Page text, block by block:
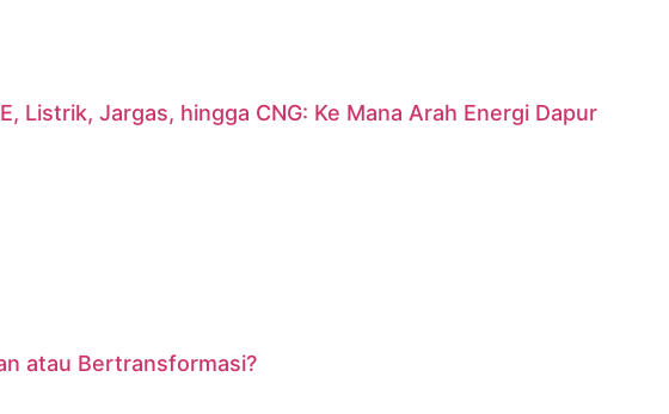
Listrik, Jargas, hingga CNG: Ke Mana Arah Energi Dapur
atau Bertransformasi?